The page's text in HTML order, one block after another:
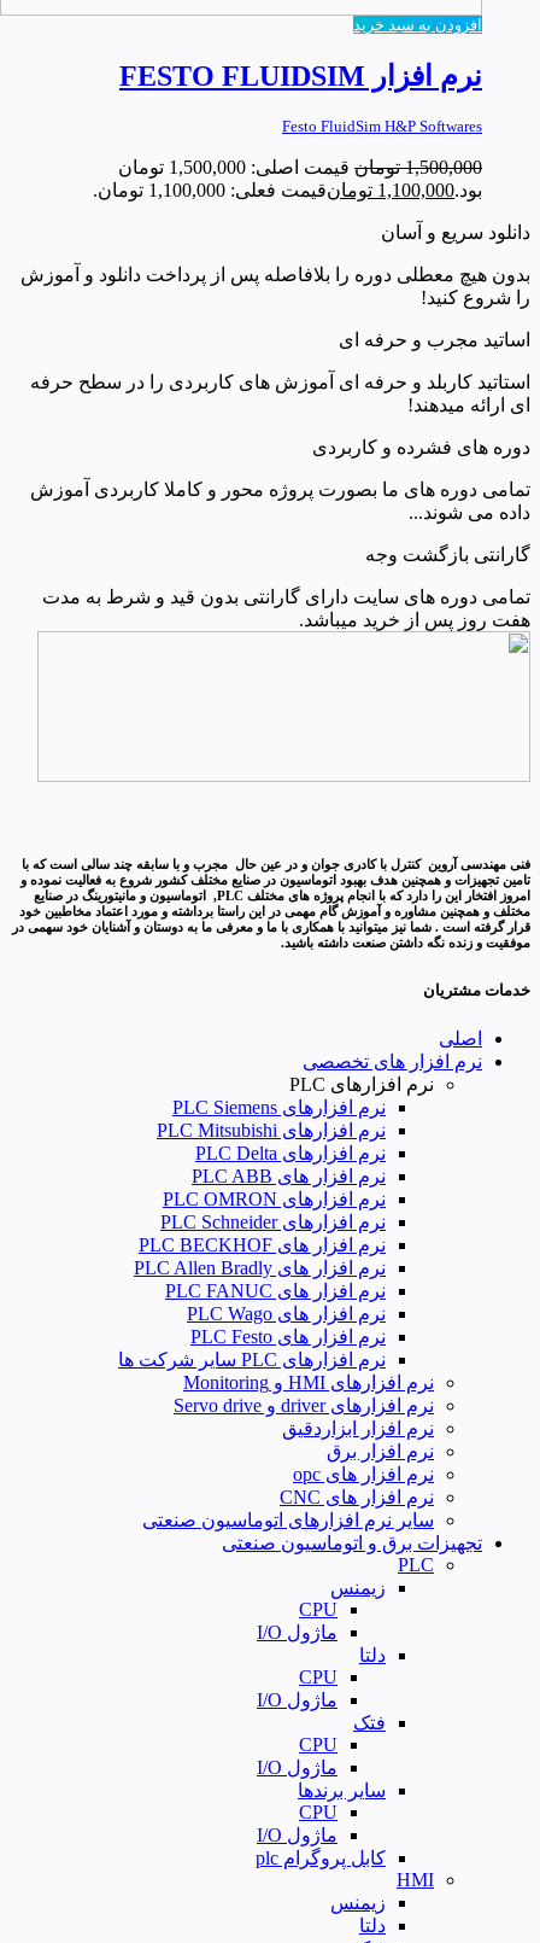
افزودن به سبد خرید
نرم افزار FESTO FLUIDSIM
Festo FluidSim H&P Softwares
1,500,000 تومان
قیمت اصلی: 1,500,000 تومان
بود.1,100,000 تومانقیمت فعلی: 1,100,000 تومان.
دانلود سریع و آسان
بدون هیچ معطلی دوره را بلافاصله پس از پرداخت دانلود و آموزش
را شروع کنید!
اساتید مجرب و حرفه ای
استاتید کاربلد و حرفه ای آموزش های کاربردی را در سطح حرفه
ای ارائه میدهند!
دوره های فشرده و کاربردی
تمامی دوره های ما بصورت پروژه محور و کاملا کاربردی آموزش
داده می شوند...
گارانتی بازگشت وجه
تمامی دوره های سایت دارای گارانتی بدون قید و شرط به مدت
هفت روز پس از خرید میباشد.
فنی مهندسی آروین کنترل با کادری جوان و در عین حال مجرب و با سابقه چند سالی است که با
تامین تجهیزات و همچنین هدف بهبود اتوماسیون در صنایع مختلف کشور شروع به فعالیت نموده و
امروز افتخار این را دارد که با انجام پروژه های مختلف PLC, اتوماسیون و مانیتورینگ در صنایع
مختلف و همچنین مشاوره و آموزش گام مهمی در این راستا برداشته و مورد اعتماد مخاطبین خود
قرار گرفته است . شما نیز میتوانید با همکاری با ما و معرفی ما به دوستان و آشنایان خود سهمی در
موفقیت و زنده نگه داشتن صنعت داشته باشید.
خدمات مشتریان
اصلی
نرم افزار های تخصصی
نرم افزارهای PLC
نرم افزارهای PLC Siemens
نرم افزارهای PLC Mitsubishi
نرم‌ افزارهای PLC Delta
نرم افزار های PLC ABB
نرم افزارهای PLC OMRON
نرم افزارهای PLC Schneider
نرم افزار های PLC BECKHOF
نرم افزار های PLC Allen Bradly
نرم افزار های PLC FANUC
نرم افزار های PLC Wago
نرم افزار های PLC Festo
نرم افزارهای PLC سایر شرکت ها
نرم افزارهای HMI و Monitoring
نرم افزارهای driver و Servo drive
نرم افزار ابزاردقیق
نرم افزار برق
نرم افزار های opc
نرم افزار های CNC
سایر نرم افزارهای اتوماسیون صنعتی
تجهیزات برق و اتوماسیون صنعتی
PLC
زیمنس
CPU
ماژول I/O
دلتا
CPU
ماژول I/O
فتک
CPU
ماژول I/O
سایر برندها
CPU
ماژول I/O
کابل پروگرام plc
HMI
زیمنس
دلتا